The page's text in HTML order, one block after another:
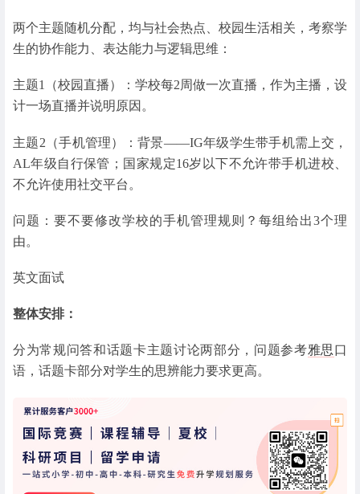
两个主题随机分配，均与社会热点、校园生活相关，考察学
生的协作能力、表达能力与逻辑思维：
主题1（校园直播）：学校每2周做一次直播，作为主播，设
计一场直播并说明原因。
主题2（手机管理）：背景——IG年级学生带手机需上交，
AL年级自行保管；国家规定16岁以下不允许带手机进校、
不允许使用社交平台。
问题：要不要修改学校的手机管理规则？每组给出3个理
由。
英文面试
整体安排：
分为常规问答和话题卡主题讨论两部分，问题参考雅思口
语，话题卡部分对学生的思辨能力要求更高。